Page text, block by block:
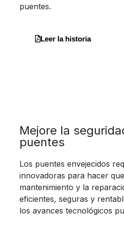
puentes.
Leer la historia
Mejore la
puentes
Los puentes envejecidos
innovadoras para hacer
mantenimiento y la
eficientes, seguras y
los avances tecnológicos